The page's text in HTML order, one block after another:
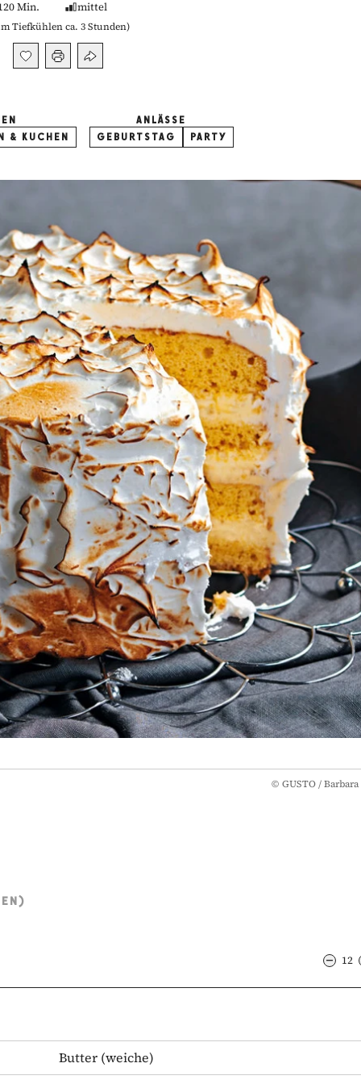
Min. mittel
Tiefkühlen ca. 3 Stunden)
& KUCHEN
ANLÄSSE
GEBURTSTAG
PARTY
© GUSTO /
12
Butter (weiche)